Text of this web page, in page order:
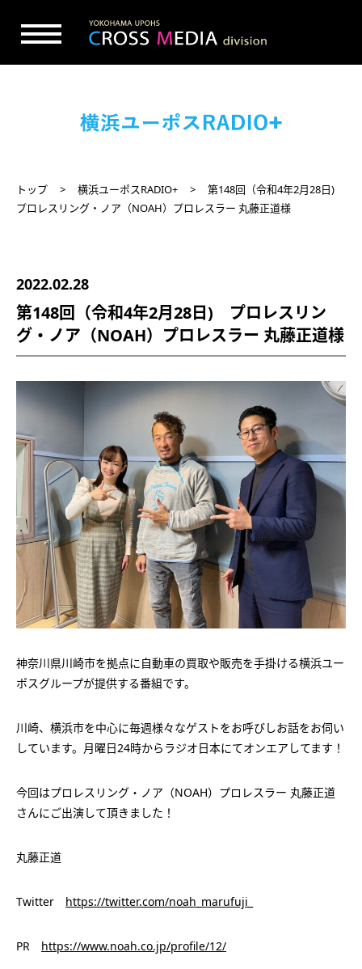
トップ 横浜ユーポスRADIO+
第148回（令和4年2月28日)
プロレスリング・ノア（NOAH）プロレスラー 丸藤正道様
2022.02.28
第148回（令和4年2月28日) プロレスリン
グ・ノア（NOAH）プロレスラー 丸藤正道様
神奈川県川崎市を拠点に自動車の買取や販売を手掛ける横浜ユー
ポスグループが提供する番組です。
川崎、横浜市を中心に毎週様々なゲストをお呼びしお話をお伺い
しています。月曜日24時からラジオ日本にてオンエアしてます！
今回はプロレスリング・ノア（NOAH）プロレスラー 丸藤正道
さんにご出演して頂きました！
丸藤正道
Twitter https://twitter.com/noah_marufuji_
PR https://www.noah.co.jp/profile/12/